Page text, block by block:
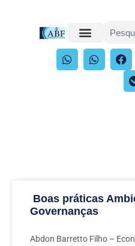
Boas práticas
Governanças
Abdon Barretto Filho –